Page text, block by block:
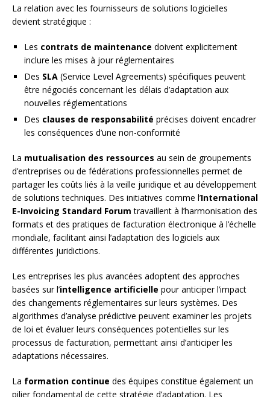
La relation avec les fournisseurs de solutions logicielles
devient stratégique :
Les contrats de maintenance doivent explicitement
inclure les mises à jour réglementaires
Des SLA (Service Level Agreements) spécifiques peuvent
être négociés concernant les délais d’adaptation aux
nouvelles réglementations
Des clauses de responsabilité précises doivent encadrer
les conséquences d’une non-conformité
La mutualisation des ressources au sein de groupements
d’entreprises ou de fédérations professionnelles permet de
partager les coûts liés à la veille juridique et au développement
de solutions techniques. Des initiatives comme l’International
E-Invoicing Standard Forum travaillent à l’harmonisation des
formats et des pratiques de facturation électronique à l’échelle
mondiale, facilitant ainsi l’adaptation des logiciels aux
différentes juridictions.
Les entreprises les plus avancées adoptent des approches
basées sur l’intelligence artificielle pour anticiper l’impact
des changements réglementaires sur leurs systèmes. Des
algorithmes d’analyse prédictive peuvent examiner les projets
de loi et évaluer leurs conséquences potentielles sur les
processus de facturation, permettant ainsi d’anticiper les
adaptations nécessaires.
La formation continue des équipes constitue également un
pilier fondamental de cette stratégie d’adaptation. Les